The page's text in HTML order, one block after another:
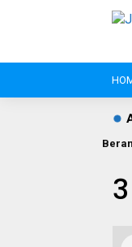
Akademisi Soroti